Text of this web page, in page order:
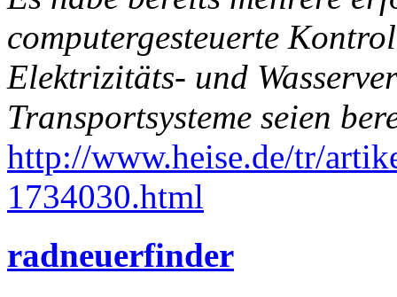
computergesteuerte
Elektrizitäts- und
Transportsysteme seien
http://www.heise.de/tr/
1734030.html
radneuerfinder